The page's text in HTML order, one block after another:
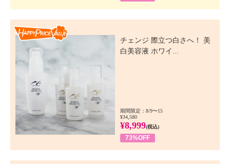
チェンジ 際立つ白さへ！ 美
白美容液 ホワイ...
期間限定：8/9〜15
¥34,580
¥8,999(税込)
73%OFF